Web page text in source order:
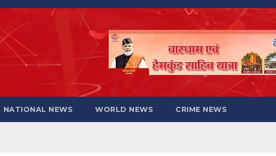
NATIONAL NEWS WORLD NEWS CRIME NEWS